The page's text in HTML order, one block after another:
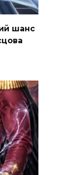
шанс